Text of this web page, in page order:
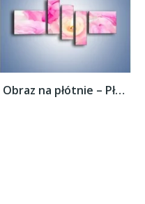
Obraz na płótnie – Pływająca różana...